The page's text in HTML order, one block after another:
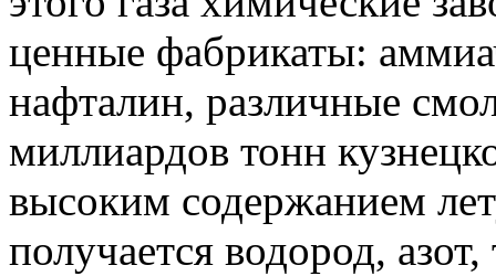
ценные фабрикаты:
нафталин, различные
миллиардов тонн
высоким содержанием
получается водород,